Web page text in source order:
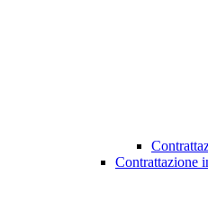
Contrattazione